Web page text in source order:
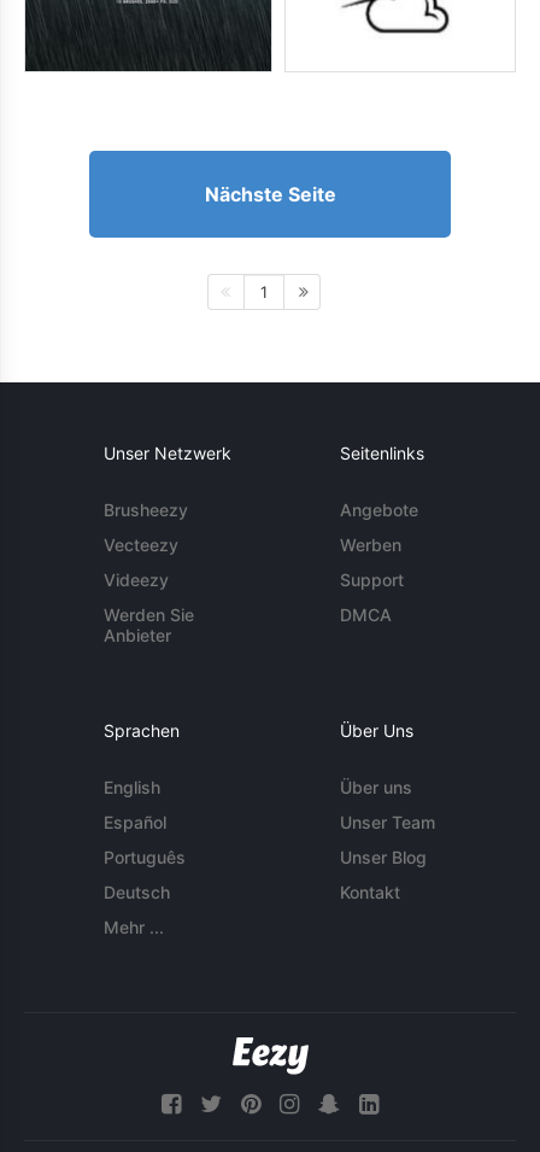
Nächste Seite
1
Unser Netzwerk
Brusheezy
Vecteezy
Videezy
Werden Sie
Anbieter
Seitenlinks
Angebote
Werben
Support
DMCA
Sprachen
English
Español
Português
Deutsch
Mehr ...
Über Uns
Über uns
Unser Team
Unser Blog
Kontakt